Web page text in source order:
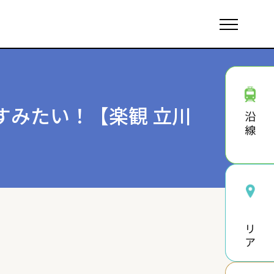
沿線
エリア
たい！【楽観 立川